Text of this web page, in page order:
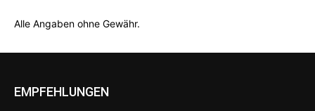
Alle Angaben ohne Gewähr.
EMPFEHLUNGEN